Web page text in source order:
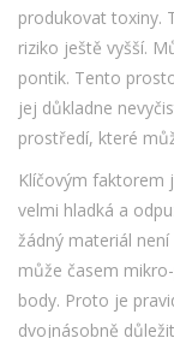
produkovat toxiny.
riziko ještě vyšší.
pontik. Tento
jej důkladne
prostředí, které
Klíčovým faktorem
velmi hladká a
žádný materiál
může časem
body. Proto je
dvojnásobně